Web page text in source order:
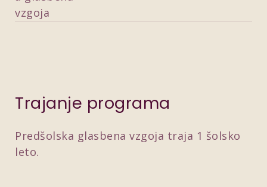
vzgoja
Trajanje programa
Predšolska glasbena vzgoja traja 1 šolsko
leto.